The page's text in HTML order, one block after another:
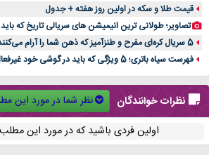
قیمت طلا و سکه در اولین روز هفته + جدول
تصاویر؛ طولانی ترین انیمیشن های سریالی تاریخ که باید
5 سریال کره‌ای مفرح و طنزآمیز که ذهن شما را آرام می‌کنند
فهرست سیاه باتری؛ 5 ویژگی که باید در گوشی خود غیرفعال کنید
نظرات خوانندگان
نظر شما در مورد این
اولین فردی باشید که در مورد این